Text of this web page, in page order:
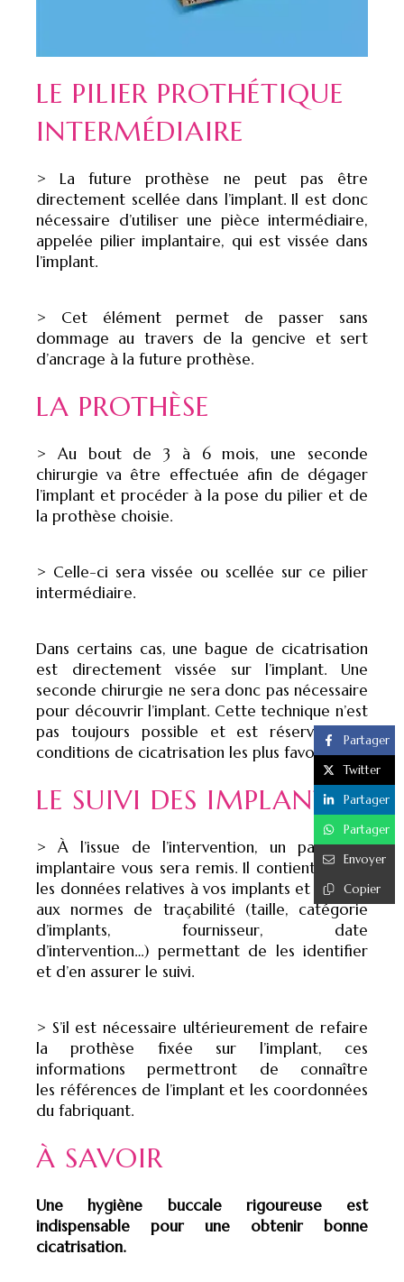
LE PILIER PROTHÉTIQUE
INTERMÉDIAIRE
> La future prothèse ne peut pas être
directement scellée dans l’implant. Il est donc
nécessaire d’utiliser une pièce intermédiaire,
appelée pilier implantaire, qui est vissée dans
l’implant.
> Cet élément permet de passer sans
dommage au travers de la gencive et sert
d’ancrage à la future prothèse.
LA PROTHÈSE
> Au bout de 3 à 6 mois, une seconde
chirurgie va être effectuée afin de dégager
l’implant et procéder à la pose du pilier et de
la prothèse choisie.
> Celle-ci sera vissée ou scellée sur ce pilier
intermédiaire.
Dans certains cas, une bague de cicatrisation
est directement vissée sur l’implant. Une
seconde chirurgie ne sera donc pas nécessaire
pour découvrir l’implant. Cette technique n’est
pas toujours possible et est réservée aux
conditions de cicatrisation les plus favorables.
LE SUIVI DES IMPLANTS
> À l’issue de l’intervention, un passeport
implantaire vous sera remis. Il contient toutes
les données relatives à vos implants et répond
aux normes de traçabilité (taille, catégorie
d’implants, fournisseur, date
d’intervention…) permettant de les identifier
et d’en assurer le suivi.
> S’il est nécessaire ultérieurement de refaire
la prothèse fixée sur l’implant, ces
informations permettront de connaître
les références de l’implant et les coordonnées
du fabriquant.
À SAVOIR
Une hygiène buccale rigoureuse est
indispensable pour une obtenir bonne
cicatrisation.
Partager
Twitter
Partager
Partager
Envoyer
Copier